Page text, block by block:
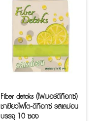
Fiber detoks (ไฟเบอร์ดีท็อกซ์)
ชาเขียวไฟโต-ดีท็อกซ์ รสเลม่อน
บรรจุ 10 ซอง